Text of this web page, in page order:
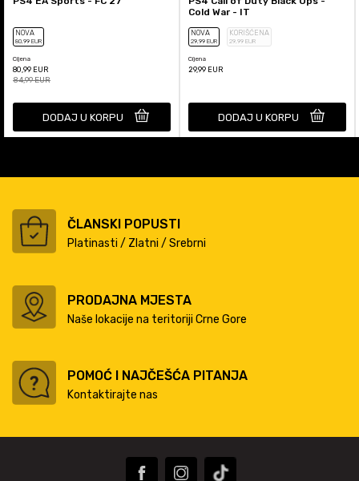
NOVA
80,99 EUR
Cijena
80,99 EUR
84,99EUR
DODAJ U KORPU
Cold War - IT
NOVA
29,99 EUR
KORIŠĆENA
29,99 EUR
Cijena
29,99 EUR
DODAJ U KORPU
ČLANSKI POPUSTI
Platinasti / Zlatni / Srebrni
PRODAJNA MJESTA
Naše lokacije na teritoriji Crne Gore
POMOĆ I NAJČEŠĆA PITANJA
Kontaktirajte nas